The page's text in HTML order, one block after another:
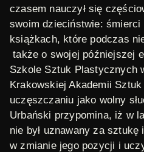
czasem nauczył się
swoim dzieciństwie: śmierci
książkach, które podczas
także o swojej późniejszej
Szkole Sztuk Plastycznych
Krakowskiej Akademii
uczęszczaniu jako wolny
Urbański przypomina, iż w
nie był uznawany za sztukę
w zmianie jego pozycji i